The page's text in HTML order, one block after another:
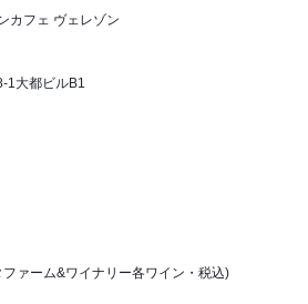
カフェ ヴェレゾン
1大都ビルB1
ファーム&ワイナリー各ワイン・税込)